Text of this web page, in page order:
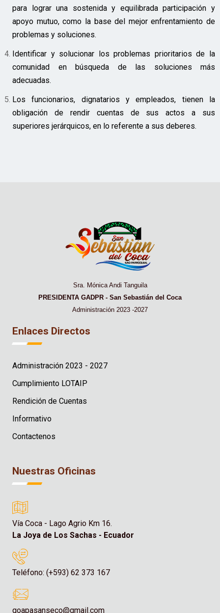
para lograr una sostenida y equilibrada participación y
apoyo mutuo, como la base del mejor enfrentamiento de
problemas y soluciones.
Identificar y solucionar los problemas prioritarios de la
comunidad en búsqueda de las soluciones más
adecuadas.
Los funcionarios, dignatarios y empleados, tienen la
obligación de rendir cuentas de sus actos a sus
superiores jerárquicos, en lo referente a sus deberes.
Sra. Mónica Andi Tanguila
PRESIDENTA GADPR - San Sebastián del Coca
Administración 2023 -2027
Enlaces Directos
Administración 2023 - 2027
Cumplimiento LOTAIP
Rendición de Cuentas
Informativo
Contactenos
Nuestras Oficinas
Vía Coca - Lago Agrio Km 16.
La Joya de Los Sachas - Ecuador
Teléfono: (+593) 62 373 167
goapasanseco@gmail.com